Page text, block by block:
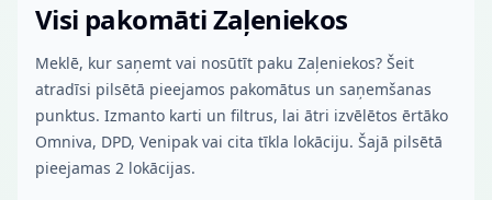
Visi pakomāti Zaļeniekos
Meklē, kur saņemt vai nosūtīt paku Zaļeniekos? Šeit
atradīsi pilsētā pieejamos pakomātus un saņemšanas
punktus. Izmanto karti un filtrus, lai ātri izvēlētos ērtāko
Omniva, DPD, Venipak vai cita tīkla lokāciju. Šajā pilsētā
pieejamas 2 lokācijas.